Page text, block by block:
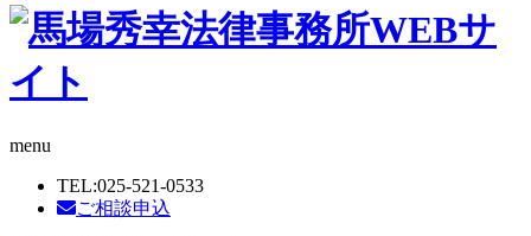
menu
TEL:025-521-0533
ご相談申込